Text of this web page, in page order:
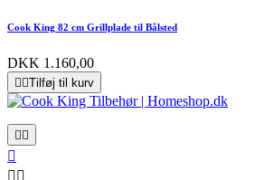
Cook King 82 cm Grillplade til Bålsted
DKK 1.160,00
Tilføj til kurv


 